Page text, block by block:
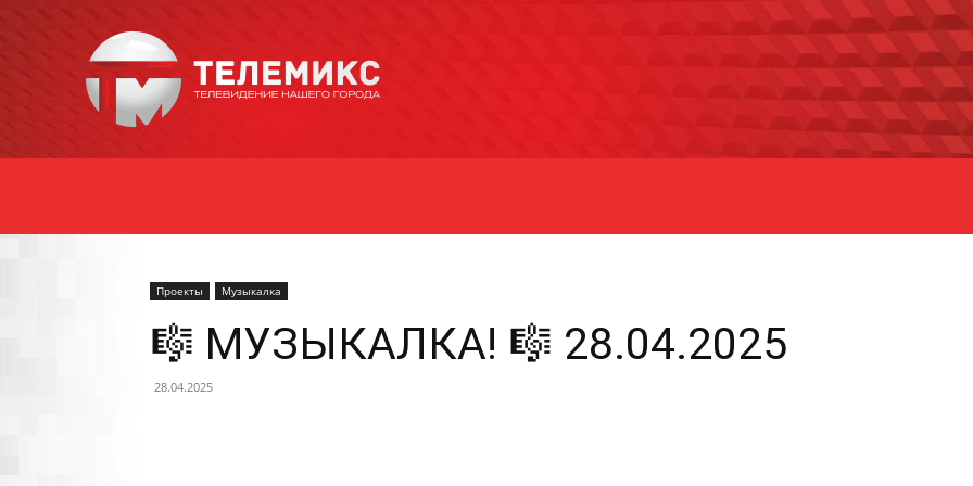
Уссурийска
Проекты Музыкалка
🎼 МУЗЫКАЛКА! 🎼 28.04.2025
28.04.2025